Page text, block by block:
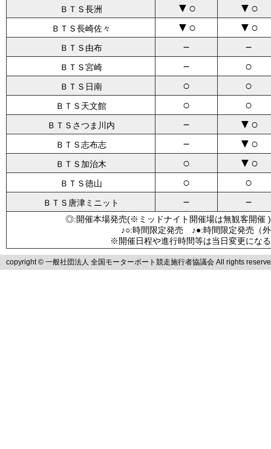
ＢＴＳ長洲 ▼○ ▼○
ＢＴＳ長崎佐々 ▼○ ▼○
ＢＴＳ由布 － －
ＢＴＳ宮崎 － ○
ＢＴＳ日南 ○ ○
ＢＴＳ天文館 ○ ○
ＢＴＳさつま川内 － ▼○
ＢＴＳ志布志 － ▼○
ＢＴＳ加治木 ○ ▼○
ＢＴＳ徳山 ○ ○
ＢＴＳ唐津ミニット － －
◎:開催本場発売(※ミッドナイト開催場は無観客
♪○:時間限定発売 ♪●:時間限定発売
※開催日程や進行時間等は当日変更にな
copyright © 一般社団法人 全国モーターボート競走施行者協議会 All rights